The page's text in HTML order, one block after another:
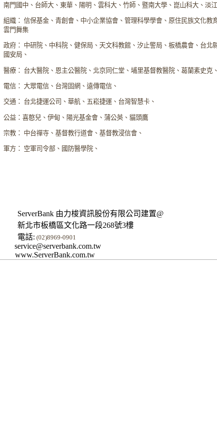
南門國中、台師大、東華、陽明、雲科大、竹師、暨南大學、崑山科大、淡
組織： 信保基金、青創會、中小企業協會、管理科學學會、原住民族文化教
雲門舞集
政府： 中研院、中科院、健保局、天文科教館、汐止警局、板橋農會、台北
國安局、
醫療： 台大醫院、恩主公醫院、北京同仁堂、埔里基督教醫院、葛蘭素史克
電信： 大眾電信、台灣固網、遠傳電信、
交通： 台北捷運公司、華航、五崧捷運、台灣智慧卡、
公益：喜憨兒、伊甸、陽光基金會、蒲公英、貓頭鷹
宗教： 中台禪寺、基督教行道會、基督教浸信會、
軍方： 空軍司令部、國防醫學院、
ServerBank 由力梭資訊股份有限公司建置@
新北市板橋區文化路一段268號3樓
電話: (02)8969-0901
service@serverbank.com.tw
www.ServerBank.com.tw